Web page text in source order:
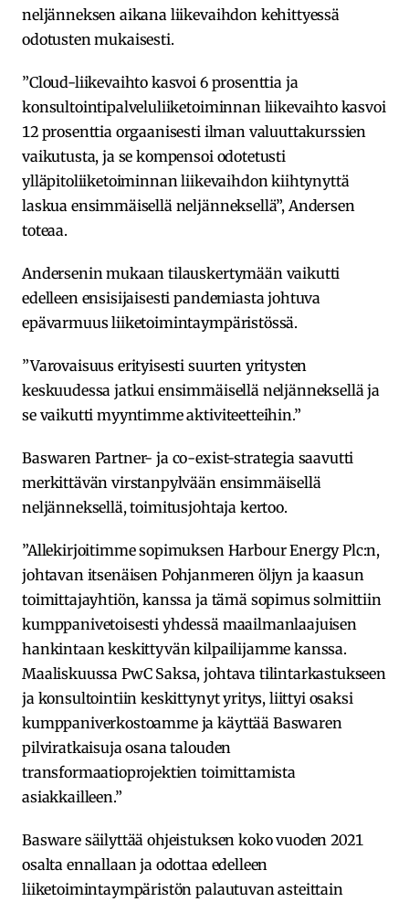
neljänneksen aikana liikevaihdon kehittyessä
odotusten mukaisesti.
”Cloud-liikevaihto kasvoi 6 prosenttia ja
konsultointipalveluliiketoiminnan liikevaihto kasvoi
12 prosenttia orgaanisesti ilman valuuttakurssien
vaikutusta, ja se kompensoi odotetusti
ylläpitoliiketoiminnan liikevaihdon kiihtynyttä
laskua ensimmäisellä neljänneksellä”, Andersen
toteaa.
Andersenin mukaan tilauskertymään vaikutti
edelleen ensisijaisesti pandemiasta johtuva
epävarmuus liiketoimintaympäristössä.
”Varovaisuus erityisesti suurten yritysten
keskuudessa jatkui ensimmäisellä neljänneksellä ja
se vaikutti myyntimme aktiviteetteihin.”
Baswaren Partner- ja co-exist-strategia saavutti
merkittävän virstanpylvään ensimmäisellä
neljänneksellä, toimitusjohtaja kertoo.
”Allekirjoitimme sopimuksen Harbour Energy Plc:n,
johtavan itsenäisen Pohjanmeren öljyn ja kaasun
toimittajayhtiön, kanssa ja tämä sopimus solmittiin
kumppanivetoisesti yhdessä maailmanlaajuisen
hankintaan keskittyvän kilpailijamme kanssa.
Maaliskuussa PwC Saksa, johtava tilintarkastukseen
ja konsultointiin keskittynyt yritys, liittyi osaksi
kumppaniverkostoamme ja käyttää Baswaren
pilviratkaisuja osana talouden
transformaatioprojektien toimittamista
asiakkailleen.”
Basware säilyttää ohjeistuksen koko vuoden 2021
osalta ennallaan ja odottaa edelleen
liiketoimintaympäristön palautuvan asteittain